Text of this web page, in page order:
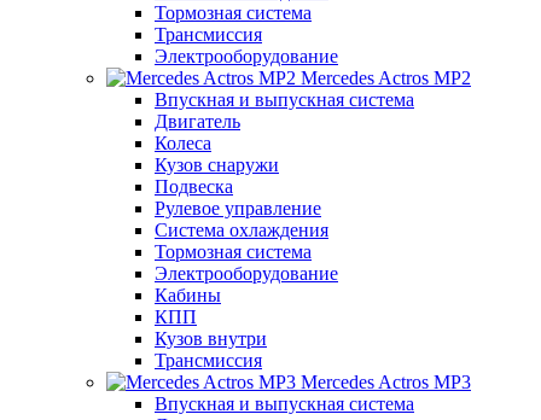
Тормозная система
Трансмиссия
Электрооборудование
Mercedes Actros MP2
Впускная и выпускная система
Двигатель
Колеса
Кузов снаружи
Подвеска
Рулевое управление
Система охлаждения
Тормозная система
Электрооборудование
Кабины
КПП
Кузов внутри
Трансмиссия
Mercedes Actros MP3
Впускная и выпускная система